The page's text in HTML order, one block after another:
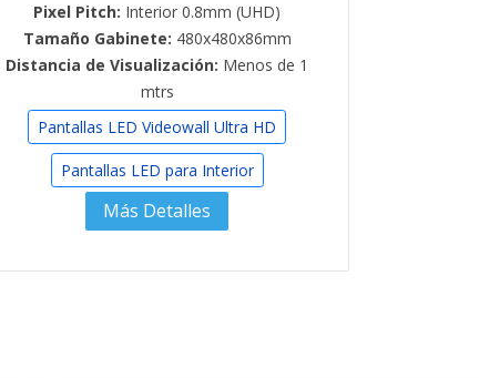
Pixel Pitch: Interior 0.8mm (UHD)
Tamaño Gabinete: 480x480x86mm
Distancia de Visualización: Menos de 1
mtrs
Pantallas LED Videowall Ultra HD
Pantallas LED para Interior
Más Detalles